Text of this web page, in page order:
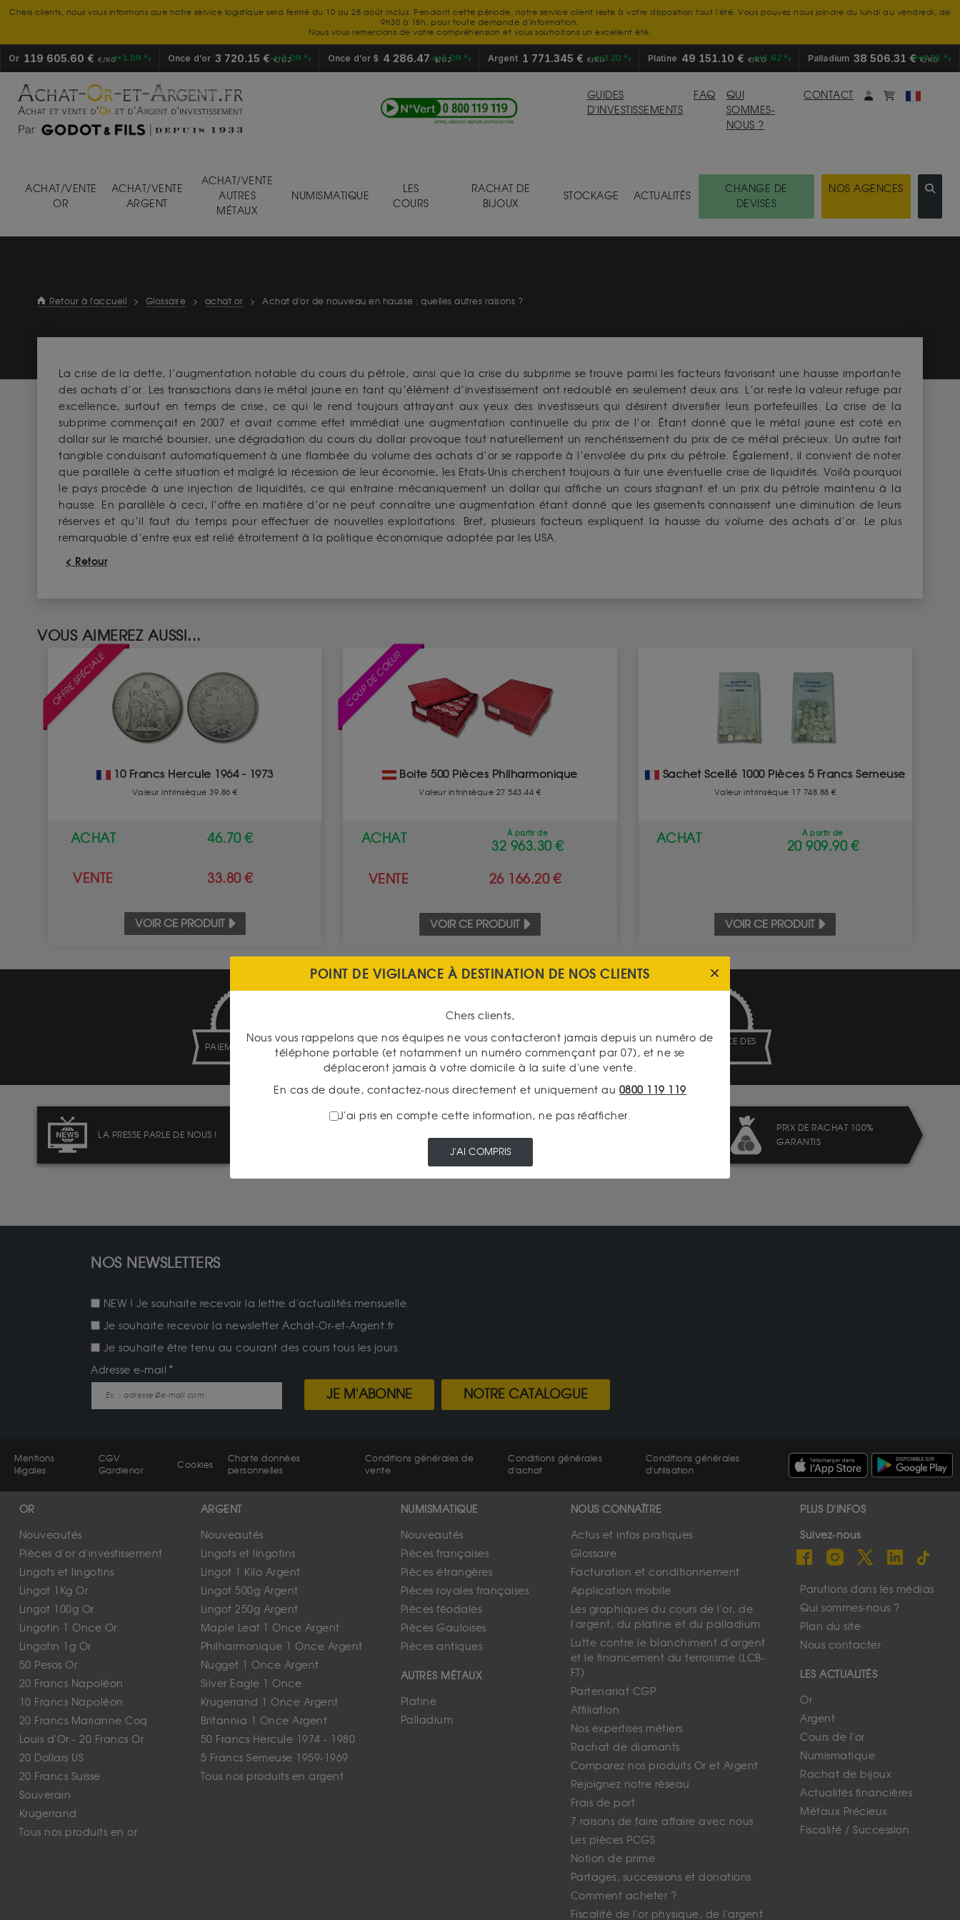
Chers clients, nous vous informons que notre service logistique sera fermé du 10 au 28 août inclus. Pendant cette période, notre service client reste à votre disposition tout l'été. Vous pouvez nous joindre du lundi au vendredi, de
9h30 à 18h, pour toute demande d'information.
Nous vous remercions de votre compréhension et vous souhaitons un excellent été.
Or 119 605.60 € €/KG+1.09 % Once d’or 3 720.15 €€/OZ
+1.09 % Once d’or $ 4 286.47$/OZ
+1.09 % Argent 1 771.345 € €/KG+3.20 % Platine 49 151.10 € €/KG+1.62 % Palladium 38 506.31 €€/KG
+0.31 %
GUIDES
D'INVESTISSEMENTS
FAQ
QUI
SOMMES-
NOUS ?
CONTACT Mon compte
monpanier
ACHAT/VENTE
OR
ACHAT/VENTE
ARGENT
ACHAT/VENTE
AUTRES
MÉTAUX
NUMISMATIQUE
LES
COURS
RACHAT DE
BIJOUX
STOCKAGE ACTUALITÉS
CHANGE DE
DEVISES
NOS AGENCES
Retour à l'accueil > Glossaire > achat or > Achat d'or de nouveau en hausse : quelles autres raisons ?
La crise de la dette, l’augmentation notable du cours du pétrole, ainsi que la crise du subprime se trouve parmi les facteurs favorisant une hausse importante
des achats d’or. Les transactions dans le métal jaune en tant qu’élément d’investissement ont redoublé en seulement deux ans. L’or reste la valeur refuge par
excellence, surtout en temps de crise, ce qui le rend toujours attrayant aux yeux des investisseurs qui désirent diversifier leurs portefeuilles. La crise de la
subprime commençait en 2007 et avait comme effet immédiat une augmentation continuelle du prix de l’or. Étant donné que le métal jaune est coté en
dollar sur le marché boursier, une dégradation du cours du dollar provoque tout naturellement un renchérissement du prix de ce métal précieux. Un autre fait
tangible conduisant automatiquement à une flambée du volume des achats d’or se rapporte à l’envolée du prix du pétrole. Également, il convient de noter
que parallèle à cette situation et malgré la récession de leur économie, les Etats-Unis cherchent toujours à fuir une éventuelle crise de liquidités. Voilà pourquoi
le pays procède à une injection de liquidités, ce qui entraine mécaniquement un dollar qui affiche un cours stagnant et un prix du pétrole maintenu à la
hausse. En parallèle à ceci, l’offre en matière d’or ne peut connaître une augmentation étant donné que les gisements connaissent une diminution de leurs
réserves et qu’il faut du temps pour effectuer de nouvelles exploitations. Bref, plusieurs facteurs expliquent la hausse du volume des achats d’or. Le plus
remarquable d’entre eux est relié étroitement à la politique économique adoptée par les USA.
< Retour
VOUS AIMEREZ AUSSI...
OFFRE SPÉCIALE
10 Francs Hercule 1964 - 1973
Valeur intrinsèque 39.86 €
ACHAT 46.70 €
VENTE 33.80 €
VOIR CE PRODUIT
COUP DE COEUR
Boite 500 Pièces Philharmonique
Valeur intrinsèque 27 543.44 €
ACHAT À partir de
32 963.30 €
VENTE 26 166.20 €
VOIR CE PRODUIT
Sachet Scellé 1000 Pièces 5 Francs Semeuse
Valeur intrinsèque 17 748.88 €
ACHAT À partir de
20 909.90 €
VOIR CE PRODUIT
PAIEMENT SECURISÉ LIVRAISON ASSURÉE
TRANSPARENCE DES
LA PRESSE PARLE DE NOUS !
L'UNE DE NOS AGENCES
PRIX DE RACHAT 100%
GARANTIS
NOS NEWSLETTERS
NEW ! Je souhaite recevoir la lettre d'actualités mensuelle.
Je souhaite recevoir la newsletter Achat-Or-et-Argent.fr
Je souhaite être tenu au courant des cours tous les jours.
Adresse e-mail
JE M'ABONNE NOTRE CATALOGUE
Mentions
légales
CGV
Gardienor
Cookies
Charte données
personnelles
Conditions générales de
vente
Conditions générales
d'achat
Conditions générales
d'utilisation
OR
Nouveautés
Pièces d'or d'investissement
Lingots et lingotins
Lingot 1Kg Or
Lingot 100g Or
Lingotin 1 Once Or
Lingotin 1g Or
50 Pesos Or
20 Francs Napoléon
10 Francs Napoléon
20 Francs Marianne Coq
Louis d'Or - 20 Francs Or
20 Dollars US
20 Francs Suisse
Souverain
Krugerrand
Tous nos produits en or
ARGENT
Nouveautés
Lingots et lingotins
Lingot 1 Kilo Argent
Lingot 500g Argent
Lingot 250g Argent
Maple Leaf 1 Once Argent
Philharmonique 1 Once Argent
Nugget 1 Once Argent
Silver Eagle 1 Once
Krugerrand 1 Once Argent
Britannia 1 Once Argent
50 Francs Hercule 1974 - 1980
5 Francs Semeuse 1959-1969
Tous nos produits en argent
NUMISMATIQUE
Nouveautés
Pièces françaises
Pièces étrangères
Pièces royales françaises
Pièces féodales
Pièces Gauloises
Pièces antiques
AUTRES MÉTAUX
Platine
Palladium
NOUS CONNAÎTRE
Actus et infos pratiques
Glossaire
Facturation et conditionnement
Application mobile
Les graphiques du cours de l'or, de
l'argent, du platine et du palladium
Lutte contre le blanchiment d'argent
et le financement du terrorisme (LCB-
FT)
Partenariat CGP
Affiliation
Nos expertises métiers
Rachat de diamants
Comparez nos produits Or et Argent
Rejoignez notre réseau
Frais de port
7 raisons de faire affaire avec nous
Les pièces PCGS
Notion de prime
Partages, successions et donations
Comment acheter ?
Fiscalité de l'or physique, de l'argent
PLUS D'INFOS
Suivez-nous
Parutions dans les médias
Qui sommes-nous ?
Plan du site
Nous contacter
LES ACTUALITÉS
Or
Argent
Cours de l'or
Numismatique
Rachat de bijoux
Actualités financières
Métaux Précieux
Fiscalité / Succession
POINT DE VIGILANCE À DESTINATION DE NOS CLIENTS
Chers clients,
Nous vous rappelons que nos équipes ne vous contacteront jamais depuis un numéro de
téléphone portable (et notamment un numéro commençant par 07), et ne se
déplaceront jamais à votre domicile à la suite d'une vente.
En cas de doute, contactez-nous directement et uniquement au 0800 119 119
J'ai pris en compte cette information, ne pas réafficher.
J'AI COMPRIS